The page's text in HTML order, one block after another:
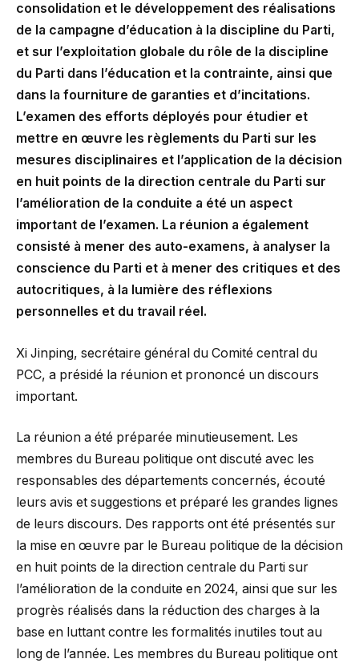
consolidation et le développement des réalisations
de la campagne d’éducation à la discipline du Parti,
et sur l’exploitation globale du rôle de la discipline
du Parti dans l’éducation et la contrainte, ainsi que
dans la fourniture de garanties et d’incitations.
L’examen des efforts déployés pour étudier et
mettre en œuvre les règlements du Parti sur les
mesures disciplinaires et l’application de la décision
en huit points de la direction centrale du Parti sur
l’amélioration de la conduite a été un aspect
important de l’examen. La réunion a également
consisté à mener des auto-examens, à analyser la
conscience du Parti et à mener des critiques et des
autocritiques, à la lumière des réflexions
personnelles et du travail réel.
Xi Jinping, secrétaire général du Comité central du
PCC, a présidé la réunion et prononcé un discours
important.
La réunion a été préparée minutieusement. Les
membres du Bureau politique ont discuté avec les
responsables des départements concernés, écouté
leurs avis et suggestions et préparé les grandes lignes
de leurs discours. Des rapports ont été présentés sur
la mise en œuvre par le Bureau politique de la décision
en huit points de la direction centrale du Parti sur
l’amélioration de la conduite en 2024, ainsi que sur les
progrès réalisés dans la réduction des charges à la
base en luttant contre les formalités inutiles tout au
long de l’année. Les membres du Bureau politique ont